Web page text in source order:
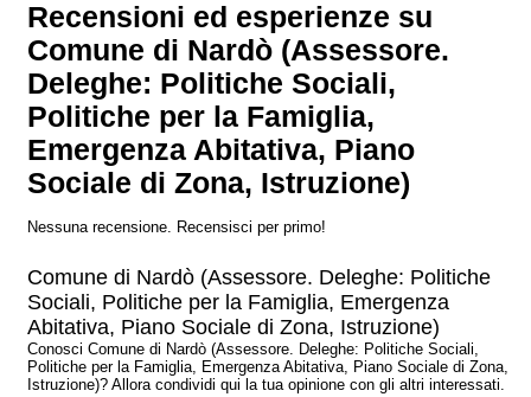
Recensioni ed esperienze su
Comune di Nardò (Assessore.
Deleghe: Politiche Sociali,
Politiche per la Famiglia,
Emergenza Abitativa, Piano
Sociale di Zona, Istruzione)
Nessuna recensione. Recensisci per primo!
Comune di Nardò (Assessore. Deleghe: Politiche
Sociali, Politiche per la Famiglia, Emergenza
Abitativa, Piano Sociale di Zona, Istruzione)
Conosci Comune di Nardò (Assessore. Deleghe: Politiche Sociali,
Politiche per la Famiglia, Emergenza Abitativa, Piano Sociale di Zona,
Istruzione)? Allora condividi qui la tua opinione con gli altri interessati.